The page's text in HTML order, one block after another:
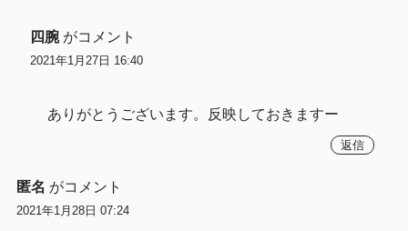
四腕 がコメント
2021年1月27日 16:40
ありがとうございます。反映しておきますー
返信
匿名 がコメント
2021年1月28日 07:24